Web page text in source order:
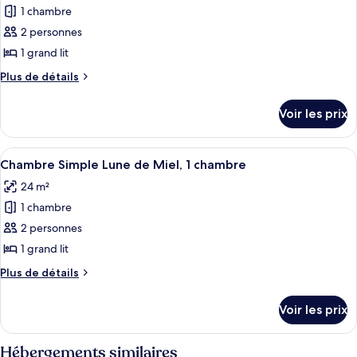
lits
Simple,
plusieurs
lits
photos
pour
ce
type
de
Chambre
Standard,
1
grand
lit
1 chambre
2 personnes
1 grand lit
Plus de détails
Plus
le
type
de
Chambre
Standard,
grand
lit
Voir les prix
Afficher
toutes
les
photos
pour
ce
type
de
Chambre
Simple
Une chambre d’hôtel moderne
2
Chambre Simple Lune de Miel, 1 chambre
24 m²
1 chambre
2 personnes
1 grand lit
Plus de détails
Plus
le
type
Voir les prix
Hébergements similaires